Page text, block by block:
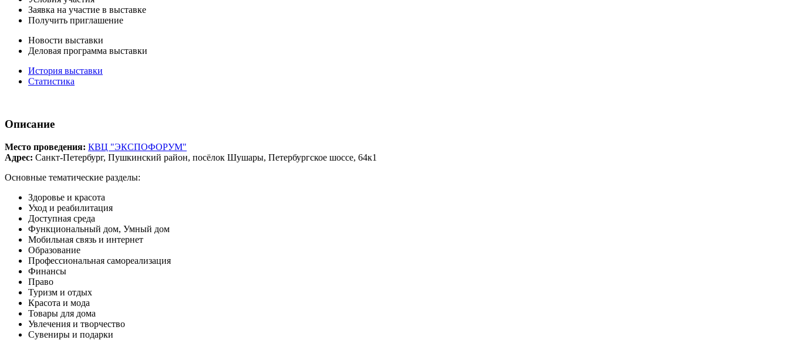
Заявка на участие в выставке
Получить приглашение
Новости выставки
Деловая программа выставки
История выставки
Статистика
Описание
Место проведения: КВЦ "ЭКСПОФОРУМ"
Адрес: Санкт-Петербург, Пушкинский район, посёлок Шушары, Петербургское шоссе, 64к1
Основные тематические разделы:
Здоровье и красота
Уход и реабилитация
Доступная среда
Функциональный дом, Умный дом
Мобильная связь и интернет
Образование
Профессиональная самореализация
Финансы
Право
Туризм и отдых
Красота и мода
Товары для дома
Увлечения и творчество
Сувениры и подарки